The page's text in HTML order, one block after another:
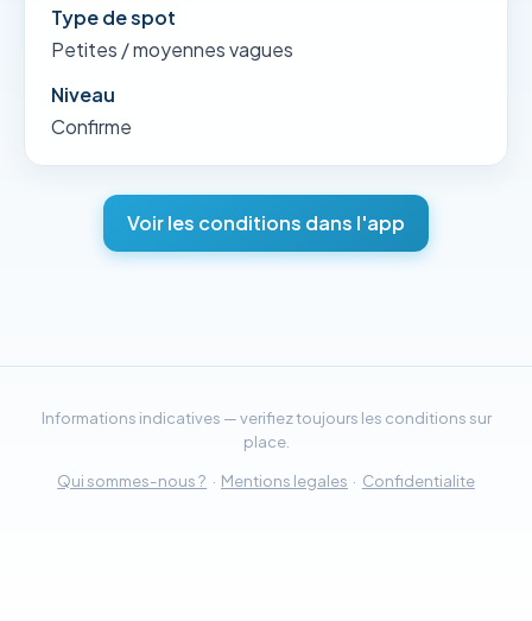
Type de spot
Petites / moyennes vagues
Niveau
Confirme
Voir les conditions dans l'app
Informations indicatives — verifiez toujours les conditions sur
place.
Qui sommes-nous ? · Mentions legales · Confidentialite